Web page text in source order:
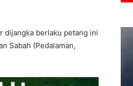
dijangka berlaku petang ini
Sabah (Pedalaman,